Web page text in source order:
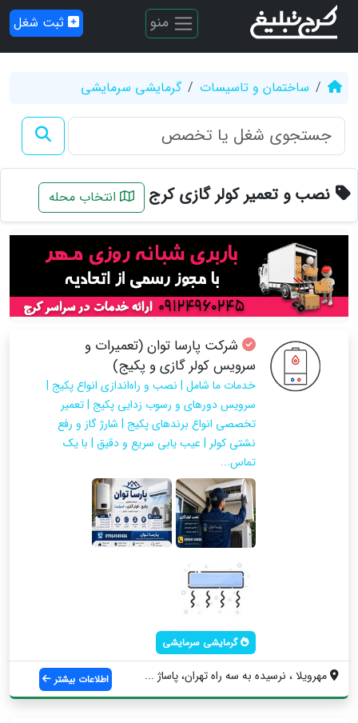
منو ثبت شغل
ساختمان و تاسیسات گرمایشی سرمایشی
نصب و تعمیر کولر گازی کرج انتخاب محله
شرکت پارسا توان (تعمیرات و
سرویس کولر گازی و پکیج)
خدمات ما شامل | نصب و راه‌اندازی انواع پکیج |
سرویس دورهای و رسوب زدایی پکیج | تعمیر
تخصصی انواع برندهای پکیج | شارژ گاز و رفع
نشتی کولر | عیب یابی سریع و دقیق | با یک
تماس...
گرمایشی سرمایشی
مهرویلا ، نرسیده به سه راه تهران، پاساژ ... اطلاعات بیشتر